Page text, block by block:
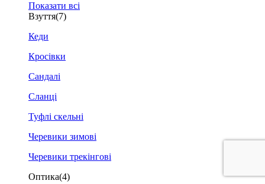
Показати всі
Взуття(7)
Кеди
Кросівки
Сандалі
Сланці
Туфлі скельні
Черевики зимові
Черевики трекінгові
Оптика(4)